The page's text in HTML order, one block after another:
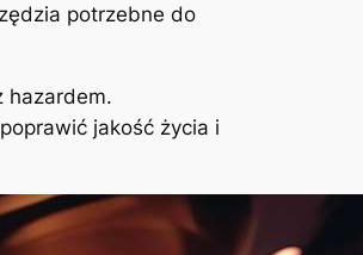
potrzebne do
hazardem.
jakość życia i